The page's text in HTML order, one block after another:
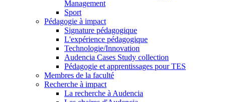
Management
Sport
Pédagogie à impact
Signature pédagogique
L'expérience pédagogique
Technologie/Innovation
Audencia Cases Study collection
Pédagogie et apprentissages pour TES
Membres de la faculté
Recherche à impact
La recherche à Audencia